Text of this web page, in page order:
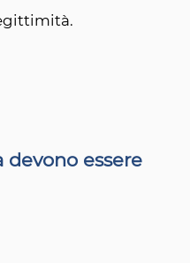
essere